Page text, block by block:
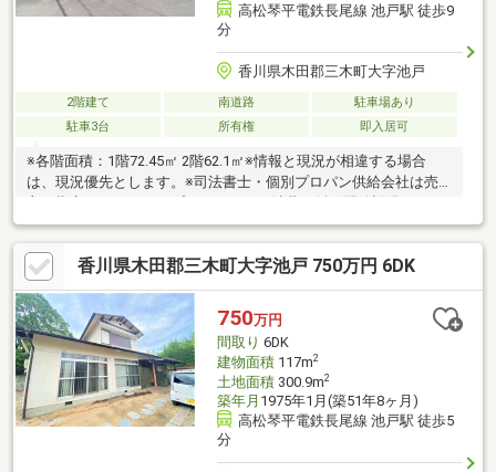
高松琴平電鉄長尾線 池戸駅 徒歩9
分
香川県木田郡三木町大字池戸
2階建て 南道路
駐車場あり
駐車3台
所有権 即入居可
※各階面積：1階72.45㎡ 2階62.1㎡※情報と現況が相違する場合
は、現況優先とします。※司法書士・個別プロパン供給会社は売
器具等は、本土地建物の販売価格には含まれておりません。※通
学の区域に関しては自治体や教育委員会等にご確認ください。
香川県木田郡三木町大字池戸 750万円 6DK
750万円
間取り 6DK
建物面積117m2
土地面積300.9m2
築年月 1975年1月(築51年8ヶ月)
高松琴平電鉄長尾線 池戸駅 徒歩5
分